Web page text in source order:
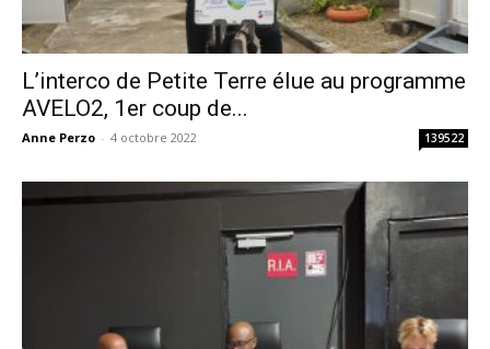
L’interco de Petite Terre élue au programme
AVELO2, 1er coup de...
Anne Perzo - 4 octobre 2022 139522